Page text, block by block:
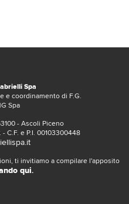
Spa
e coordinamento di F.G.
Spa
- Ascoli Piceno
- C.F. e P.I. 00103300448
ti invitiamo a compilare l'apposito
qui.